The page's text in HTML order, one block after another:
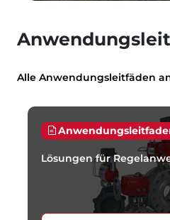
Alle Anwendungsleitfäden
Lösungen für